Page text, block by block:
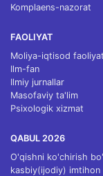
Komplaens-nazorat
FAOLIYAT
Moliya-iqtisod
Ilm-fan
Ilmiy jurnallar
Masofaviy ta'lim
Psixologik xizmat
QABUL 2026
O'qishni ko'chirish
kasbiy(ijodiy) imtihon